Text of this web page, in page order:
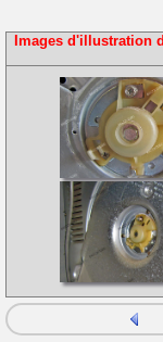
Images d'illustration